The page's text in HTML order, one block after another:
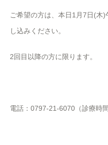
ご希望の方は、本日1月7日(木
し込みください。
2回目以降の方に限ります。
電話：0797-21-6070（診療時